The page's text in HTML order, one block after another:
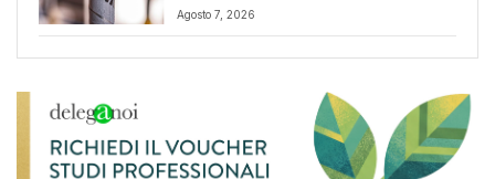
Agosto 7, 2026